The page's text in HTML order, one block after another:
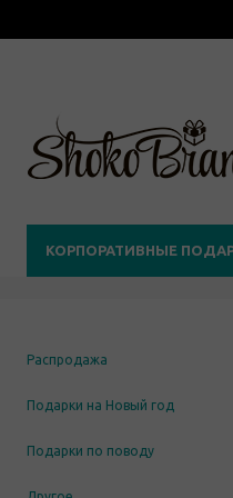
КОРПОРАТИВНЫЕ
Распродажа
Подарки на Новый год
Подарки по поводу